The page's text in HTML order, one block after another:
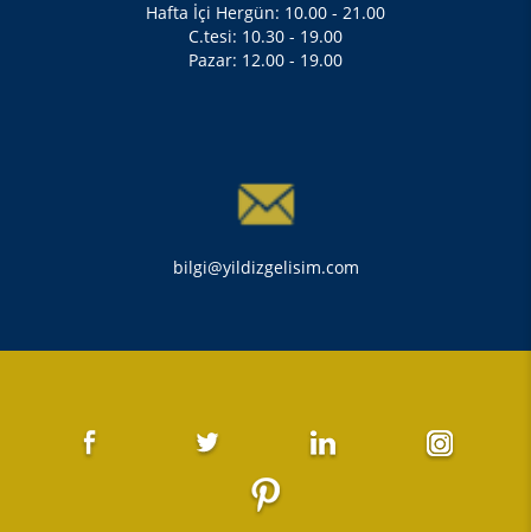
Hafta İçi Hergün: 10.00 - 21.00
C.tesi: 10.30 - 19.00
Pazar: 12.00 - 19.00
bilgi@yildizgelisim.com